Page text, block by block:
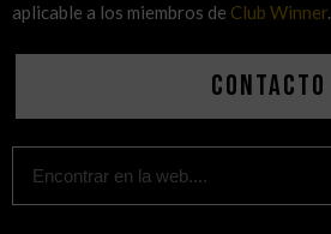
aplicable a los miembros de Club Winner.
Contacto